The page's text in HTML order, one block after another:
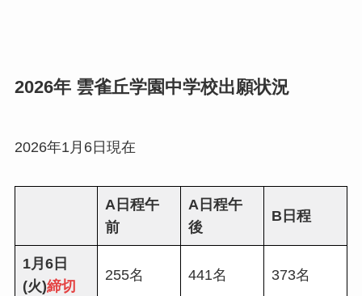
2026年 雲雀丘学園中学校出願状況
2026年1月6日現在
A日程午
前
A日程午
後
B日程
1月6日
(火)締切
255名 441名 373名